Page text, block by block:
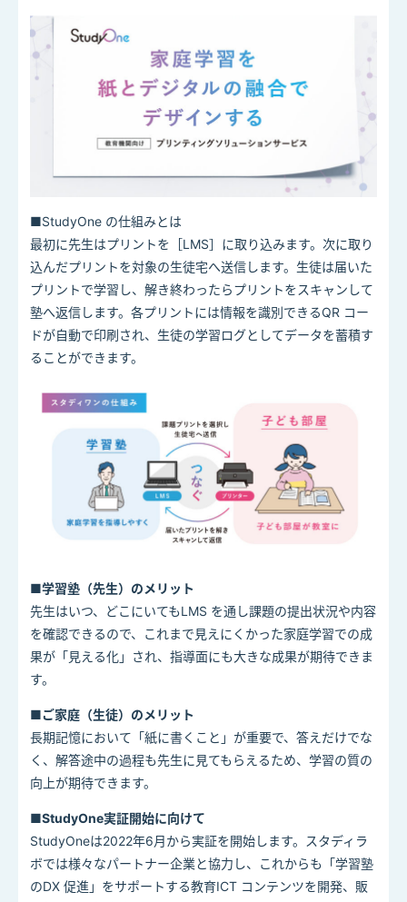
■StudyOne の仕組みとは
最初に先⽣はプリントを［LMS］に取り込みます。次に取り
込んだプリントを対象の⽣徒宅へ送信します。⽣徒は届いた
プリントで学習し、解き終わったらプリントをスキャンして
塾へ返信します。各プリントには情報を識別できるQR コー
ドが⾃動で印刷され、⽣徒の学習ログとしてデータを蓄積す
ることができます。
■学習塾（先⽣）のメリット
先⽣はいつ、どこにいてもLMS を通し課題の提出状況や内容
を確認できるので、これまで⾒えにくかった家庭学習での成
果が「⾒える化」され、指導⾯にも⼤きな成果が期待できま
す。
■ご家庭（⽣徒）のメリット
⻑期記憶において「紙に書くこと」が重要で、答えだけでな
く、解答途中の過程も先⽣に⾒てもらえるため、学習の質の
向上が期待できます。
■StudyOne実証開始に向けて
StudyOneは2022年6月から実証を開始します。
スタディラ
ボでは様々なパートナー企業と協⼒し、これからも「学習塾
のDX 促進」 をサポートする教育ICT コンテンツを開発、販